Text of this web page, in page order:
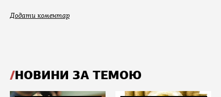
Додати коментар
НОВИНИ ЗА ТЕМОЮ